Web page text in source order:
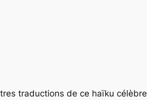
traductions de ce haïku célèbre